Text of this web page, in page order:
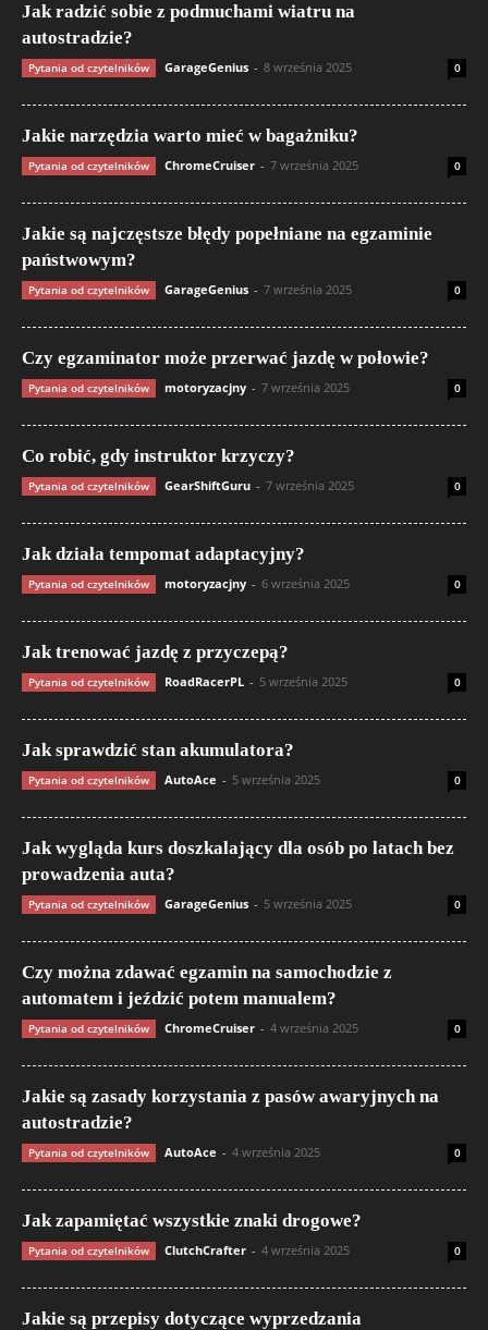
Jak radzić sobie z podmuchami wiatru na
autostradzie?
Pytania od czytelników GarageGenius - 8 września 2025 0
Jakie narzędzia warto mieć w bagażniku?
Pytania od czytelników ChromeCruiser - 7 września 2025 0
Jakie są najczęstsze błędy popełniane na egzaminie
państwowym?
Pytania od czytelników GarageGenius - 7 września 2025 0
Czy egzaminator może przerwać jazdę w połowie?
Pytania od czytelników motoryzacjny - 7 września 2025 0
Co robić, gdy instruktor krzyczy?
Pytania od czytelników GearShiftGuru - 7 września 2025 0
Jak działa tempomat adaptacyjny?
Pytania od czytelników motoryzacjny - 6 września 2025 0
Jak trenować jazdę z przyczepą?
Pytania od czytelników RoadRacerPL - 5 września 2025 0
Jak sprawdzić stan akumulatora?
Pytania od czytelników AutoAce - 5 września 2025 0
Jak wygląda kurs doszkalający dla osób po latach bez
prowadzenia auta?
Pytania od czytelników GarageGenius - 5 września 2025 0
Czy można zdawać egzamin na samochodzie z
automatem i jeździć potem manualem?
Pytania od czytelników ChromeCruiser - 4 września 2025 0
Jakie są zasady korzystania z pasów awaryjnych na
autostradzie?
Pytania od czytelników AutoAce - 4 września 2025 0
Jak zapamiętać wszystkie znaki drogowe?
Pytania od czytelników ClutchCrafter - 4 września 2025 0
Jakie są przepisy dotyczące wyprzedzania